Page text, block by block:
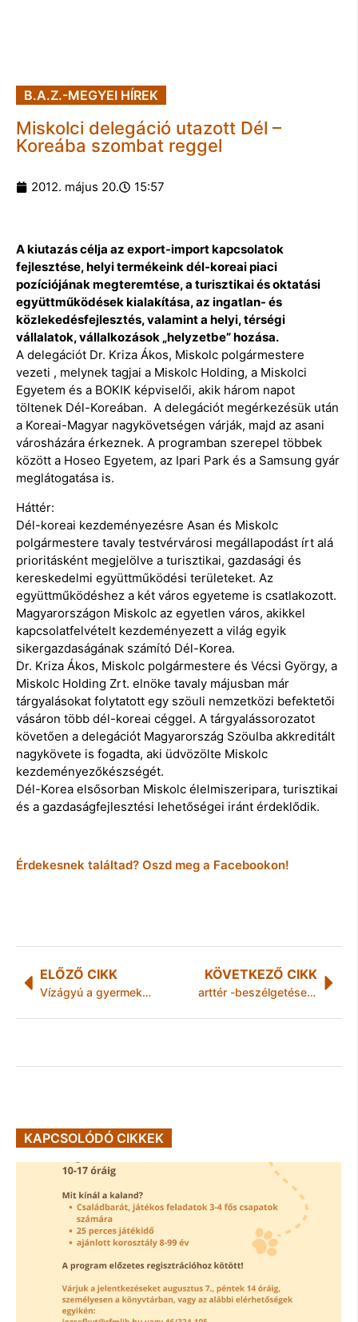
B.A.Z.-MEGYEI HÍREK
Miskolci delegáció utazott Dél –
Koreába szombat reggel
2012. május 20. 15:57
A kiutazás célja az export-import kapcsolatok
fejlesztése, helyi termékeink dél-koreai piaci
pozíciójának megteremtése, a turisztikai és oktatási
együttműködések kialakítása, az ingatlan- és
közlekedésfejlesztés, valamint a helyi, térségi
vállalatok, vállalkozások „helyzetbe” hozása.
A delegációt Dr. Kriza Ákos, Miskolc polgármestere
vezeti , melynek tagjai a Miskolc Holding, a Miskolci
Egyetem és a BOKIK képviselői, akik három napot
töltenek Dél-Koreában. A delegációt megérkezésük után
a Koreai-Magyar nagykövetségen várják, majd az asani
városházára érkeznek. A programban szerepel többek
között a Hoseo Egyetem, az Ipari Park és a Samsung gyár
meglátogatása is.
Háttér:
Dél-koreai kezdeményezésre Asan és Miskolc
polgármestere tavaly testvérvárosi megállapodást írt alá
prioritásként megjelölve a turisztikai, gazdasági és
kereskedelmi együttműködési területeket. Az
együttműködéshez a két város egyeteme is csatlakozott.
Magyarországon Miskolc az egyetlen város, akikkel
kapcsolatfelvételt kezdeményezett a világ egyik
sikergazdaságának számító Dél-Korea.
Dr. Kriza Ákos, Miskolc polgármestere és Vécsi György, a
Miskolc Holding Zrt. elnöke tavaly májusban már
tárgyalásokat folytatott egy szöuli nemzetközi befektetői
vásáron több dél-koreai céggel. A tárgyalássorozatot
követően a delegációt Magyarország Szöulba akkreditált
nagykövete is fogadta, aki üdvözölte Miskolc
kezdeményezőkészségét.
Dél-Korea elsősorban Miskolc élelmiszeripara, turisztikai
és a gazdaságfejlesztési lehetőségei iránt érdeklődik.
Érdekesnek találtad? Oszd meg a Facebookon!
ELŐZŐ CIKK
Vízágyú a gyermekmedencében
KÖVETKEZŐ CIKK
arttér -beszélgetések a nőkről
KAPCSOLÓDÓ CIKKEK